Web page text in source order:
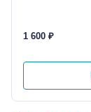
1 600 ₽